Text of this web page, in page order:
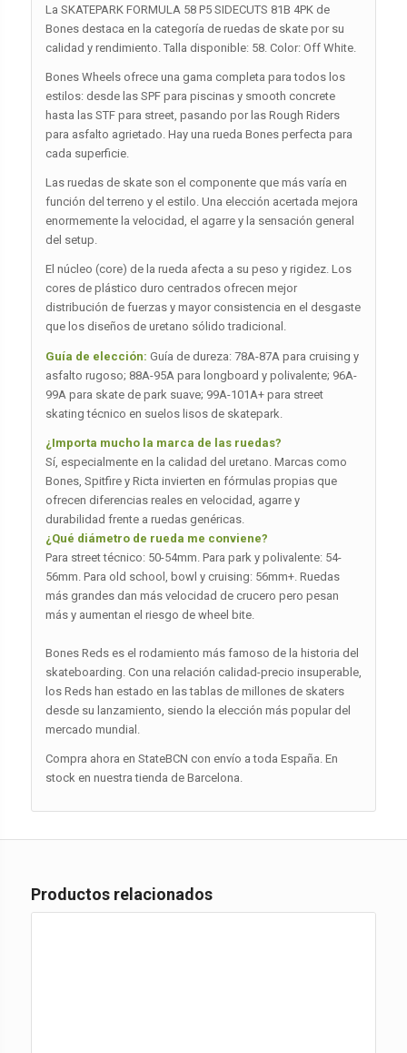
La SKATEPARK FORMULA 58 P5 SIDECUTS 81B 4PK de
Bones destaca en la categoría de ruedas de skate por su
calidad y rendimiento. Talla disponible: 58. Color: Off White.
Bones Wheels ofrece una gama completa para todos los
estilos: desde las SPF para piscinas y smooth concrete
hasta las STF para street, pasando por las Rough Riders
para asfalto agrietado. Hay una rueda Bones perfecta para
cada superficie.
Las ruedas de skate son el componente que más varía en
función del terreno y el estilo. Una elección acertada mejora
enormemente la velocidad, el agarre y la sensación general
del setup.
El núcleo (core) de la rueda afecta a su peso y rigidez. Los
cores de plástico duro centrados ofrecen mejor
distribución de fuerzas y mayor consistencia en el desgaste
que los diseños de uretano sólido tradicional.
Guía de elección: Guía de dureza: 78A-87A para cruising y
asfalto rugoso; 88A-95A para longboard y polivalente; 96A-
99A para skate de park suave; 99A-101A+ para street
skating técnico en suelos lisos de skatepark.
¿Importa mucho la marca de las ruedas?
Sí, especialmente en la calidad del uretano. Marcas como
Bones, Spitfire y Ricta invierten en fórmulas propias que
ofrecen diferencias reales en velocidad, agarre y
durabilidad frente a ruedas genéricas.
¿Qué diámetro de rueda me conviene?
Para street técnico: 50-54mm. Para park y polivalente: 54-
56mm. Para old school, bowl y cruising: 56mm+. Ruedas
más grandes dan más velocidad de crucero pero pesan
más y aumentan el riesgo de wheel bite.
Bones Reds es el rodamiento más famoso de la historia del
skateboarding. Con una relación calidad-precio insuperable,
los Reds han estado en las tablas de millones de skaters
desde su lanzamiento, siendo la elección más popular del
mercado mundial.
Compra ahora en StateBCN con envío a toda España. En
stock en nuestra tienda de Barcelona.
Productos relacionados